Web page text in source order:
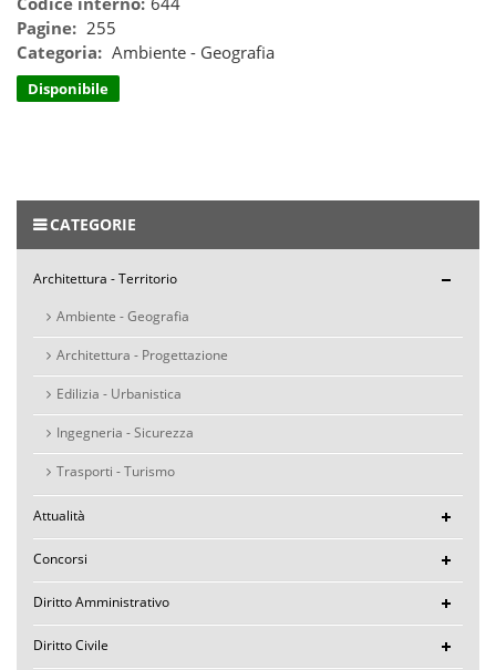
Pagine: 255
Categoria: Ambiente - Geografia
Disponibile
CATEGORIE
Architettura - Territorio
Ambiente - Geografia
Architettura - Progettazione
Edilizia - Urbanistica
Ingegneria - Sicurezza
Trasporti - Turismo
Attualità
Concorsi
Diritto Amministrativo
Diritto Civile